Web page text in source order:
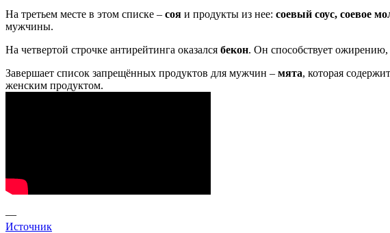
На третьем месте в этом списке – соя и продукты из нее: соевый соус, соевое
мужчины.
На четвертой строчке антирейтинга оказался бекон. Он способствует ожирению,
Завершает список запрещённых продуктов для мужчин – мята, которая
женским продуктом.
—
Источник